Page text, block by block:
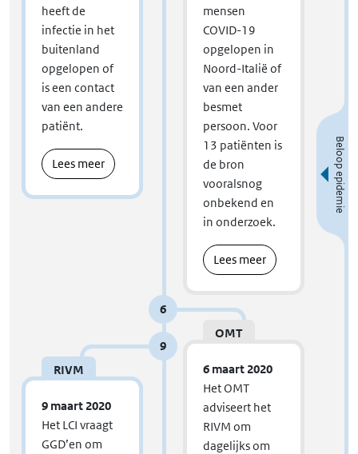
heeft de
infectie in het
buitenland
opgelopen of
is een contact
van een andere
patiënt.
Lees meer
mensen
COVID-19
opgelopen in
Noord-Italië of
van een ander
besmet
persoon. Voor
13 patiënten is
de bron
vooralsnog
onbekend en
in onderzoek.
Lees meer
6
OMT
6 maart 2020
Het OMT
adviseert het
RIVM om
dagelijks om
9
RIVM
9 maart 2020
Het LCI vraagt
GGD’en om
open
Beloop epidemie